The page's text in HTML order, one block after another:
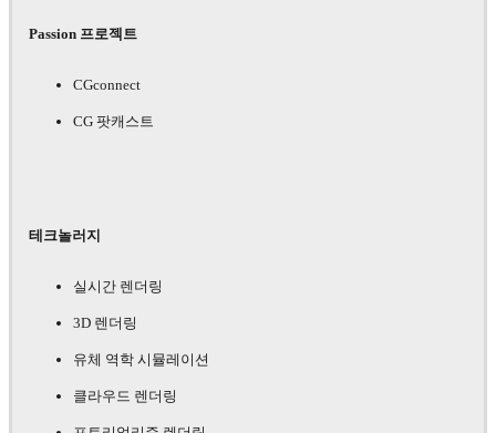
Passion 프로젝트
CGconnect
CG 팟캐스트
테크놀러지
실시간 렌더링
3D 렌더링
유체 역학 시뮬레이션
클라우드 렌더링